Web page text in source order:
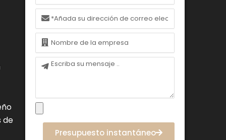
de
cuarzo opacos abiertos por ambos
extremos
Aplicaciones de los tubos de cuarzo
opaco en los sistemas de
calefacción por infrarrojos
Aplicaciones de los tubos de cuarzo
de cuarzo opaco abiertos por ambos
extremos
Correo
electrónico
Nombre
Mensaje
Presupuesto instantáneo